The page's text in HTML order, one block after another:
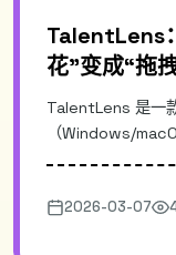
TalentLens
花”变成“拖
TalentLens 是一
（Windows/
景、核心优势、
选效率与一致性。
2026-03-07